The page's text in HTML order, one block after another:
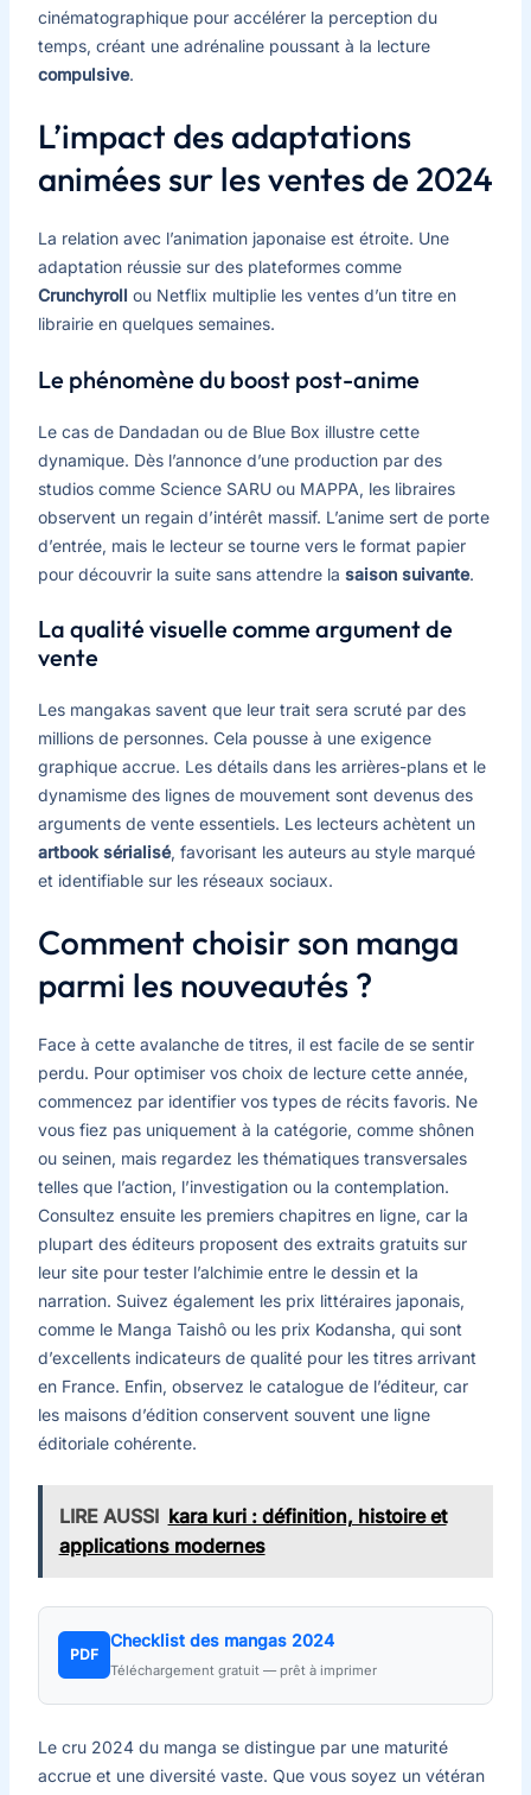
cinématographique pour accélérer la perception du
temps, créant une adrénaline poussant à la lecture
compulsive.
L’impact des adaptations
animées sur les ventes de 2024
La relation avec l’animation japonaise est étroite. Une
adaptation réussie sur des plateformes comme
Crunchyroll ou Netflix multiplie les ventes d’un titre en
librairie en quelques semaines.
Le phénomène du boost post-anime
Le cas de Dandadan ou de Blue Box illustre cette
dynamique. Dès l’annonce d’une production par des
studios comme Science SARU ou MAPPA, les libraires
observent un regain d’intérêt massif. L’anime sert de porte
d’entrée, mais le lecteur se tourne vers le format papier
pour découvrir la suite sans attendre la saison suivante.
La qualité visuelle comme argument de
vente
Les mangakas savent que leur trait sera scruté par des
millions de personnes. Cela pousse à une exigence
graphique accrue. Les détails dans les arrières-plans et le
dynamisme des lignes de mouvement sont devenus des
arguments de vente essentiels. Les lecteurs achètent un
artbook sérialisé, favorisant les auteurs au style marqué
et identifiable sur les réseaux sociaux.
Comment choisir son manga
parmi les nouveautés ?
Face à cette avalanche de titres, il est facile de se sentir
perdu. Pour optimiser vos choix de lecture cette année,
commencez par identifier vos types de récits favoris. Ne
vous fiez pas uniquement à la catégorie, comme shônen
ou seinen, mais regardez les thématiques transversales
telles que l’action, l’investigation ou la contemplation.
Consultez ensuite les premiers chapitres en ligne, car la
plupart des éditeurs proposent des extraits gratuits sur
leur site pour tester l’alchimie entre le dessin et la
narration. Suivez également les prix littéraires japonais,
comme le Manga Taishô ou les prix Kodansha, qui sont
d’excellents indicateurs de qualité pour les titres arrivant
en France. Enfin, observez le catalogue de l’éditeur, car
les maisons d’édition conservent souvent une ligne
éditoriale cohérente.
LIRE AUSSI kara kuri : définition, histoire et
applications modernes
PDF
Checklist des mangas 2024
Téléchargement gratuit — prêt à imprimer
Le cru 2024 du manga se distingue par une maturité
accrue et une diversité vaste. Que vous soyez un vétéran